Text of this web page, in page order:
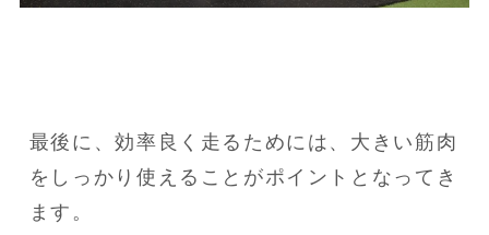
最後に、効率良く走るためには、大きい筋肉
をしっかり使えることがポイントとなってき
ます。